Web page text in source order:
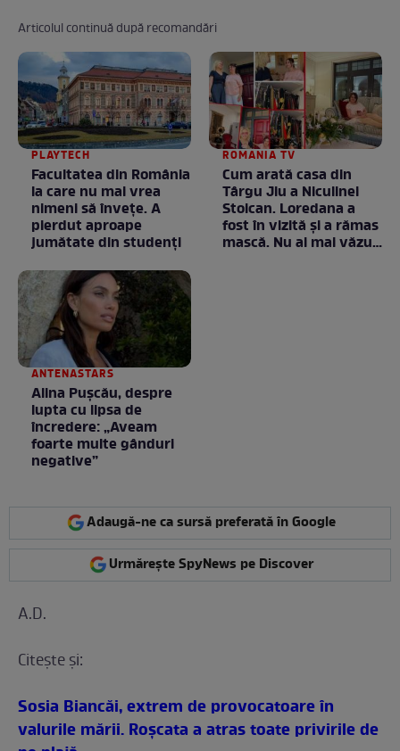
Articolul continuă după recomandări
PLAYTECH
Facultatea din România
la care nu mai vrea
nimeni să înveţe. A
pierdut aproape
jumătate din studenţi
ROMANIA TV
Cum arată casa din
Târgu Jiu a Niculinei
Stoican. Loredana a
fost în vizită și a rămas
mască. Nu ai mai văzut
ANTENASTARS
Alina Pușcău, despre
lupta cu lipsa de
încredere: „Aveam
foarte multe gânduri
negative”
Adaugă-ne ca sursă preferată în Google
Urmărește SpyNews pe Discover
A.D.
Citeşte şi:
Sosia Biancăi, extrem de provocatoare în
valurile mării. Roşcata a atras toate privirile de